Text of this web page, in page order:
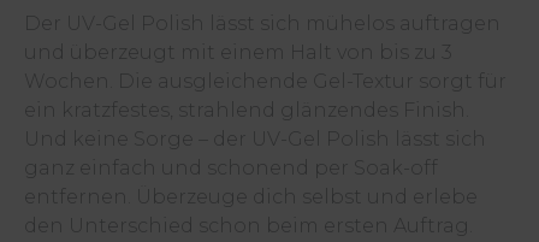
Der UV-Gel Polish lässt sich mühelos auftragen
und überzeugt mit einem Halt von bis zu 3
Wochen. Die ausgleichende Gel-Textur sorgt für
ein kratzfestes, strahlend glänzendes Finish.
Und keine Sorge – der UV-Gel Polish lässt sich
ganz einfach und schonend per Soak-off
entfernen. Überzeuge dich selbst und erlebe
den Unterschied schon beim ersten Auftrag.